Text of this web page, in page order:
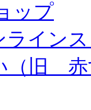
ップ
ライン
（旧 赤